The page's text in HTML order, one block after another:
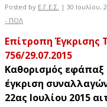
Posted by Ε.Γ.Ε.Σ. | 30 Ιουλίου,
- ΠΟΛ
Επίτροπη Έγκρισης
756/29.07.2015
Καθορισμός
έγκριση
22ας Ιουλίου 2015